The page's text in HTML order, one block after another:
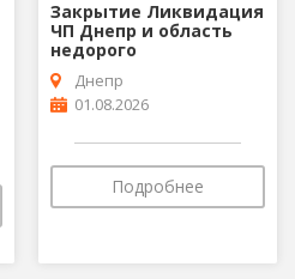
Закрытие Ликвидация
ЧП Днепр и область
недорого
Днепр
01.08.2026
Подробнее